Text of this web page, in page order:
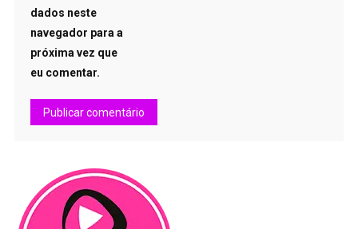
dados neste
navegador para a
próxima vez que
eu comentar.